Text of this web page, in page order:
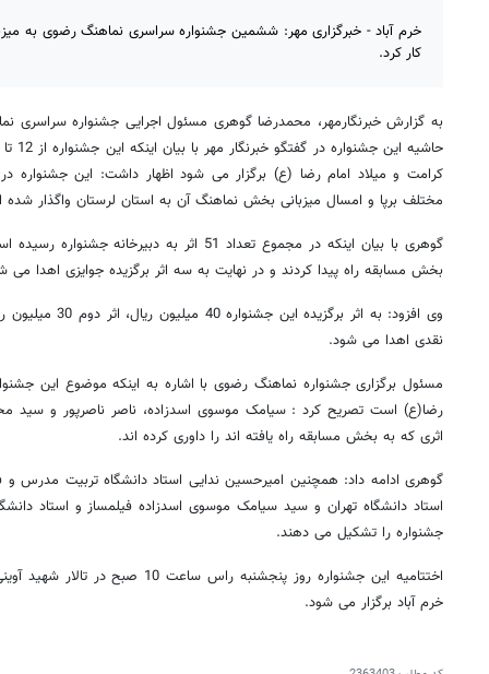
خرم آباد - خبرگزاری مهر: ششمین جشنواره سراسری نماهنگ رضوی به
کار کرد.
به گزارش خبرنگارمهر، محمدرضا گوهری مسئول اجرایی جشنواره سراسری
کرامت و میلاد امام رضا (ع) برگزار می شود اظهار داشت: این جشنواره
مختلف برپا و امسال میزبانی بخش نماهنگ آن به استان لرستان واگذار
بخش مسابقه راه پیدا کردند و در نهایت به سه اثر برگزیده جوایزی اهدا می
نقدی اهدا می شود.
مسئول برگزاری جشنواره نماهنگ رضوی با اشاره به اینکه موضوع این
اثری که به بخش مسابقه راه یافته اند را داوری کرده اند.
گوهری ادامه داد: همچنین امیرحسین ندایی استاد دانشگاه تربیت مدرس
استاد دانشگاه تهران و سید سیامک موسوی اسدزاده فیلمساز و استاد
جشنواره را تشکیل می دهند.
اختتامیه این جشنواره روز پنجشنبه
خرم آباد برگزار می شود.